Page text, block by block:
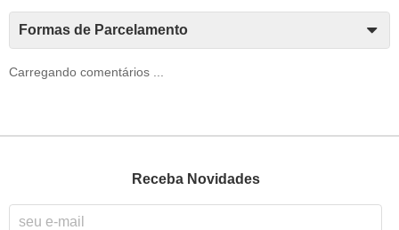
Formas de Parcelamento
Carregando comentários ...
Receba Novidades